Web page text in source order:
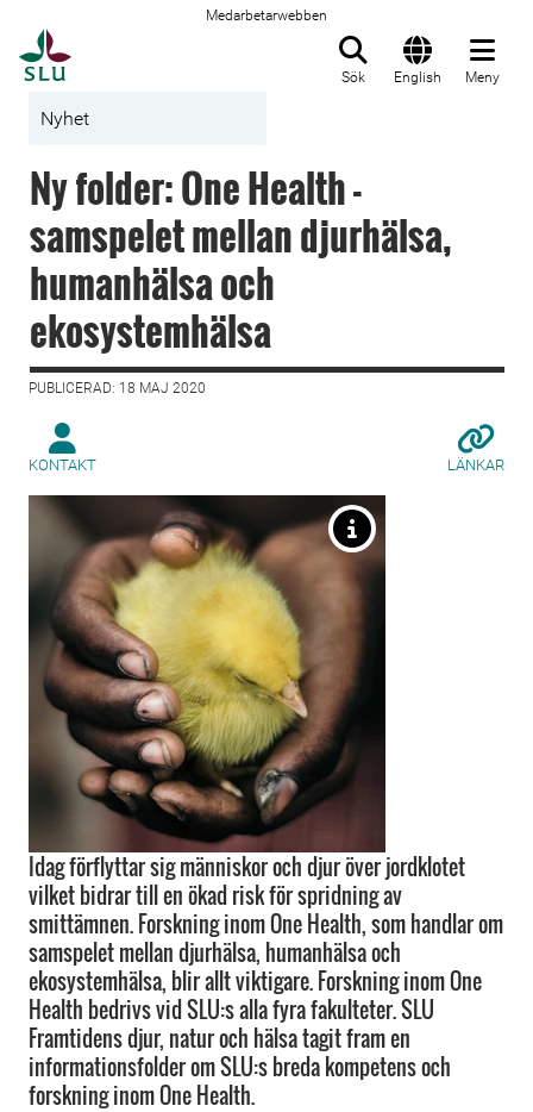
Medarbetarwebben
Sök English Meny
Nyhet
Ny folder: One Health -
samspelet mellan djurhälsa,
humanhälsa och
ekosystemhälsa
PUBLICERAD: 18 MAJ 2020
KONTAKT LÄNKAR
Idag förflyttar sig människor och djur över jordklotet
vilket bidrar till en ökad risk för spridning av
smittämnen. Forskning inom One Health, som handlar om
samspelet mellan djurhälsa, humanhälsa och
ekosystemhälsa, blir allt viktigare. Forskning inom One
Health bedrivs vid SLU:s alla fyra fakulteter. SLU
Framtidens djur, natur och hälsa tagit fram en
informationsfolder om SLU:s breda kompetens och
forskning inom One Health.